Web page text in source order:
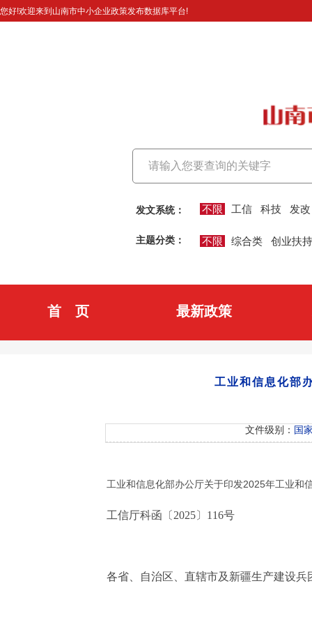
您好!欢迎来到山南市中小企业政策发布数据库平台!
发文系统： 不限 工信 科技 发改
主题分类： 不限 综合类 创业扶持
首 页 最新政策
工业和信息化部
文件级别： 国
工业和信息化部办公厅关于印发2025年工业和
工信厅科函〔2025〕116号
各省、自治区、直辖市及新疆生产建设